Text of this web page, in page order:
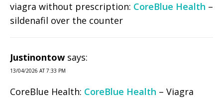
viagra without prescription: CoreBlue Health –
sildenafil over the counter
Justinontow says:
13/04/2026 AT 7:33 PM
CoreBlue Health: CoreBlue Health – Viagra